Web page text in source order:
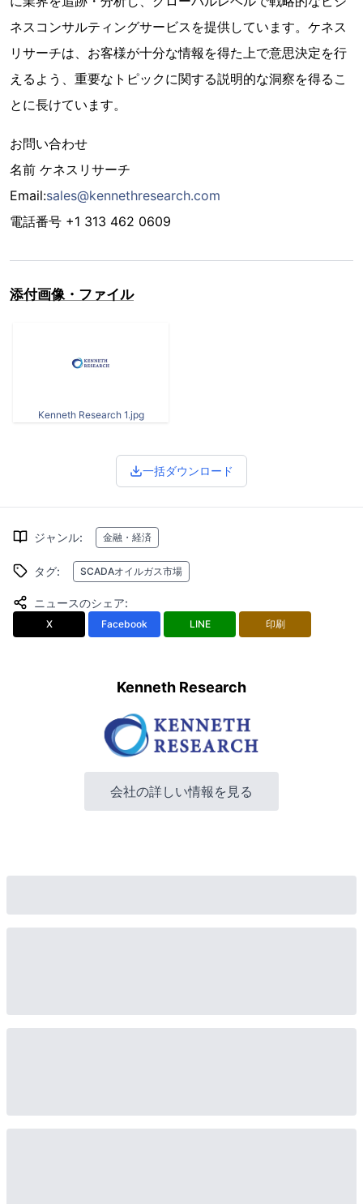
ネスコンサルティングサービスを提供しています。ケネス
リサーチは、お客様が十分な情報を得た上で意思決定を行
えるよう、重要なトピックに関する説明的な洞察を得るこ
とに長けています。
お問い合わせ
名前 ケネスリサーチ
Email:sales@kennethresearch.com
電話番号 +1 313 462 0609
添付画像・ファイル
Kenneth Research 1.jpg
一括ダウンロード
ジャンル: 金融・経済
タグ: SCADAオイルガス市場
ニュースのシェア:
X Facebook LINE 印刷
Kenneth Research
会社の詳しい情報を見る